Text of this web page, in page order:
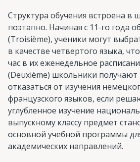
Структура обучения встроена в
поэтапно. Начиная с 11-го года
(Troisième), ученики могут
в качестве четвертого языка,
час в их еженедельное
(Deuxième) школьники
отказаться от изучения
французского языков, если
углубленное изучение
выпускному классу предмет
основной учебной программы
академических направлений.